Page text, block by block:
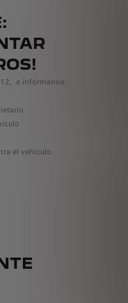
e infórmanos:
el vehículo